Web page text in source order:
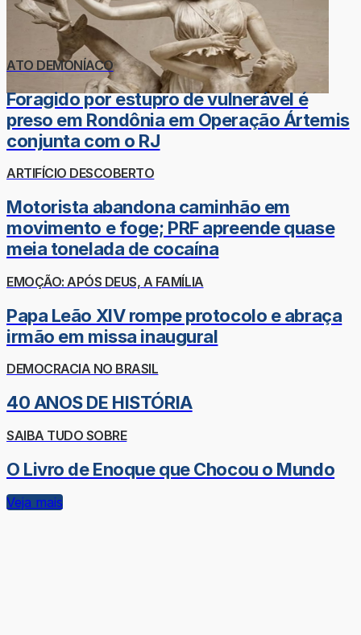
ATO DEMONÍACO
Foragido por estupro de vulnerável é
preso em Rondônia em Operação Ártemis
conjunta com o RJ
ARTIFÍCIO DESCOBERTO
Motorista abandona caminhão em
movimento e foge; PRF apreende quase
meia tonelada de cocaína
EMOÇÃO: APÓS DEUS, A FAMÍLIA
Papa Leão XIV rompe protocolo e abraça
irmão em missa inaugural
DEMOCRACIA NO BRASIL
40 ANOS DE HISTÓRIA
SAIBA TUDO SOBRE
O Livro de Enoque que Chocou o Mundo
Veja mais